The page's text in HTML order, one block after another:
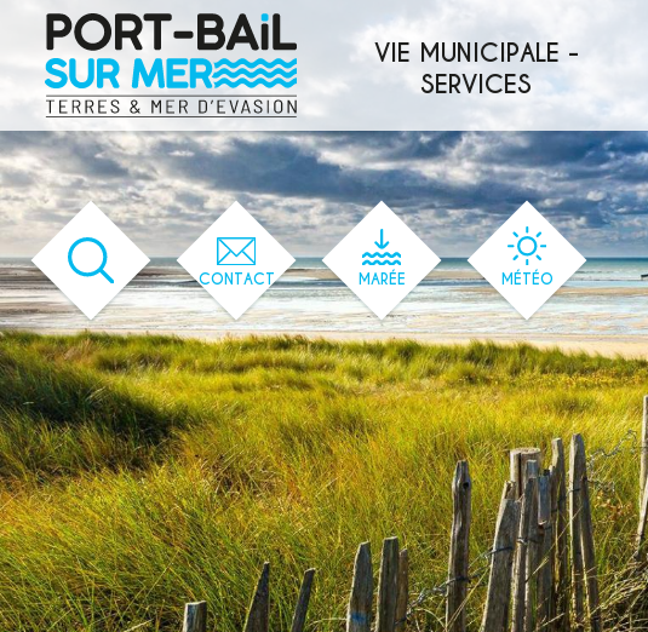
VIE MUNICIPALE -
SERVICES
CONTACT MARÉE MÉTÉO
'144' / '1' / '144' / '144' / '144' / '144'